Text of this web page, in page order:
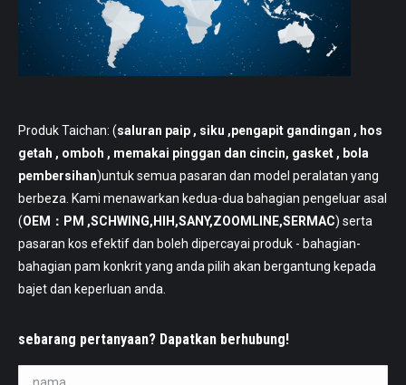
Produk Taichan: (saluran paip , siku ,pengapit gandingan , hos
getah , omboh , memakai pinggan dan cincin, gasket , bola
pembersihan)untuk semua pasaran dan model peralatan yang
berbeza. Kami menawarkan kedua-dua bahagian pengeluar asal
(OEM：PM ,SCHWING,HIH,SANY,ZOOMLINE,SERMAC) serta
pasaran kos efektif dan boleh dipercayai produk - bahagian-
bahagian pam konkrit yang anda pilih akan bergantung kepada
bajet dan keperluan anda.
sebarang pertanyaan? Dapatkan berhubung!
nama *